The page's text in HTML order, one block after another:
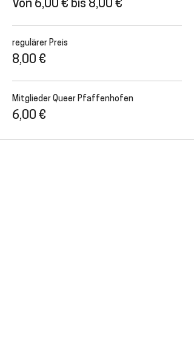
Von 6,00 € bis 8,00 €
regulärer Preis
8,00 €
Mitglieder Queer Pfaffenhofen
6,00 €